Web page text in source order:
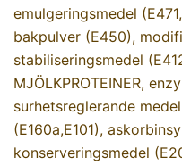
emulgeringsmedel
bakpulver (E450),
stabiliseringsmedel
MJÖLKPROTEINER,
surhetsreglerande
(E160a,E101),
konserveringsmedel